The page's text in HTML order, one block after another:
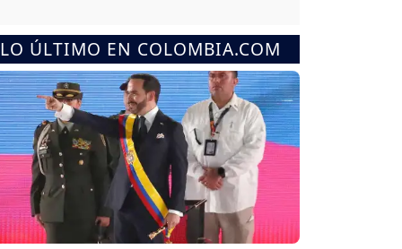
LO ÚLTIMO EN COLOMBIA.COM